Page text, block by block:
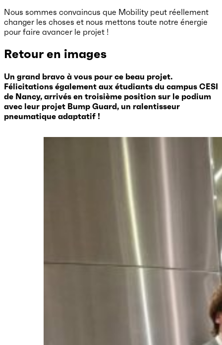
Nous sommes convaincus que Mobility peut réellement
changer les choses et nous mettons toute notre énergie
pour faire avancer le projet !
Retour en images
Un grand bravo à vous pour ce beau projet.
Félicitations également aux étudiants du campus CESI
de Nancy, arrivés en troisième position sur le podium
avec leur projet Bump Guard, un ralentisseur
pneumatique adaptatif !